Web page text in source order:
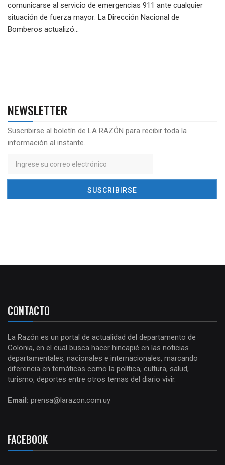
comunicarse al servicio de emergencias 911 ante cualquier
situación de fuerza mayor: La Dirección Nacional de
Bomberos actualizó...
NEWSLETTER
Suscribirse al boletín de LA RAZÓN para recibir toda la
información al instante.
CONTACTO
La Razón es un portal de actualidad del departamento de
Colonia, en el cual busca hacer hincapié en las noticias
departamentales, nacionales e internacionales, marcando
diferencia en temáticas como la política, cultura, salud,
turismo, deportes entre otros temas del diario vivir.
Email: prensa@larazon.com.uy
FACEBOOK